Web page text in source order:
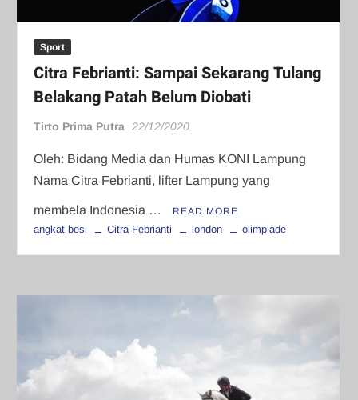
Sport
Citra Febrianti: Sampai Sekarang Tulang
Belakang Patah Belum Diobati
Tirto Prima Putra 22/12/2020
Oleh: Bidang Media dan Humas KONI Lampung
Nama Citra Febrianti, lifter Lampung yang
membela Indonesia … READ MORE
angkat besi Citra Febrianti london olimpiade